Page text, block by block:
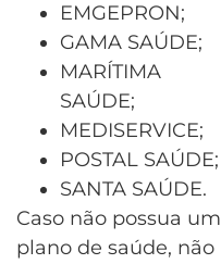
EMGEPRON;
GAMA SAÚDE;
MARÍTIMA
SAÚDE;
MEDISERVICE;
POSTAL SAÚDE;
SANTA SAÚDE.
Caso não possua um
plano de saúde, não